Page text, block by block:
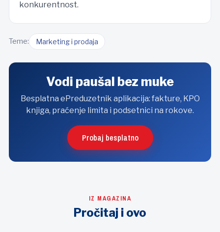
konkurentnost.
Teme: Marketing i prodaja
Vodi paušal bez muke
Besplatna ePreduzetnik aplikacija: fakture, KPO
knjiga, praćenje limita i podsetnici na rokove.
Probaj besplatno
IZ MAGAZINA
Pročitaj i ovo